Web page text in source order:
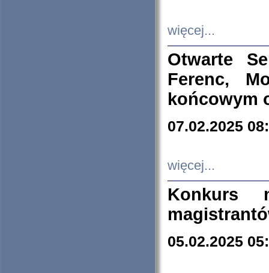
więcej...
Otwarte
Ferenc,
końcowym
07.02.2025
więcej...
Konkurs
05.02.2025